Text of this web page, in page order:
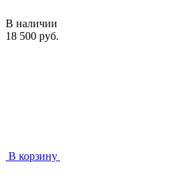
В наличии
18 500 руб.
В корзину